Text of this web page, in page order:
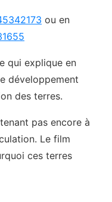
ou en
qui explique en
développement
des terres.
pas encore à
Le film
ces terres